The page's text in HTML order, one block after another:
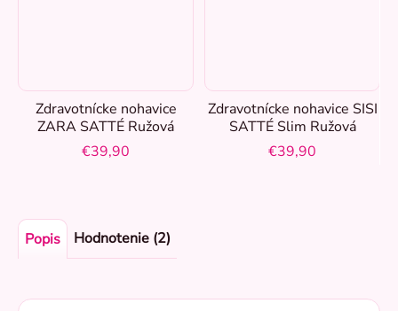
Zdravotnícke nohavice
ZARA SATTÉ Ružová
€39,90
Zdravotnícke nohavice SISI
SATTÉ Slim Ružová
€39,90
Popis Hodnotenie (2)